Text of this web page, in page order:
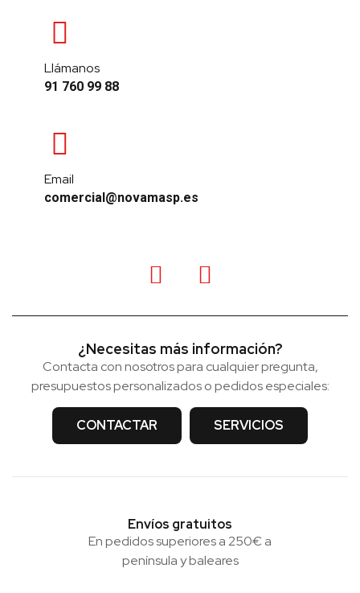
Llámanos
91 760 99 88
Email
comercial@novamasp.es
¿Necesitas más información?
Contacta con nosotros para cualquier pregunta,
presupuestos personalizados o pedidos especiales:
CONTACTAR SERVICIOS
Envíos gratuitos
En pedidos superiores a 250€ a
península y baleares